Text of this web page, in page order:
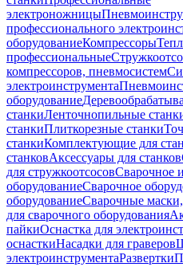
электроножницы
профессионального
оборудованиеКомпрессоры
профессиональные
компрессоров, пневмосистем
электроинструмента
оборудование
станкиЛенточнопильные
станкиПлиткорезные станки
станкиКомплектующие для
станковАксессуары для станков
для стружкоотсосовСварочное
оборудованиеСварочное
оборудованиеСварочные
для сварочного оборудования
пайкиОснастка для
оснасткиНасадки для граверов
электроинструментаРазвертки